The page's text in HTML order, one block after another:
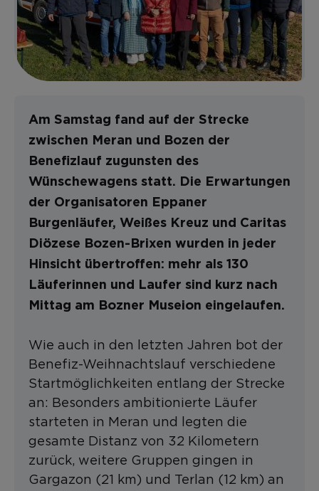
Am Samstag fand auf der Strecke
zwischen Meran und Bozen der
Benefizlauf zugunsten des
Wünschewagens statt. Die Erwartungen
der Organisatoren Eppaner
Burgenläufer, Weißes Kreuz und Caritas
Diözese Bozen-Brixen wurden in jeder
Hinsicht übertroffen: mehr als 130
Läuferinnen und Laufer sind kurz nach
Mittag am Bozner Museion eingelaufen.
Wie auch in den letzten Jahren bot der
Benefiz-Weihnachtslauf verschiedene
Startmöglichkeiten entlang der Strecke
an: Besonders ambitionierte Läufer
starteten in Meran und legten die
gesamte Distanz von 32 Kilometern
zurück, weitere Gruppen gingen in
Gargazon (21 km) und Terlan (12 km) an